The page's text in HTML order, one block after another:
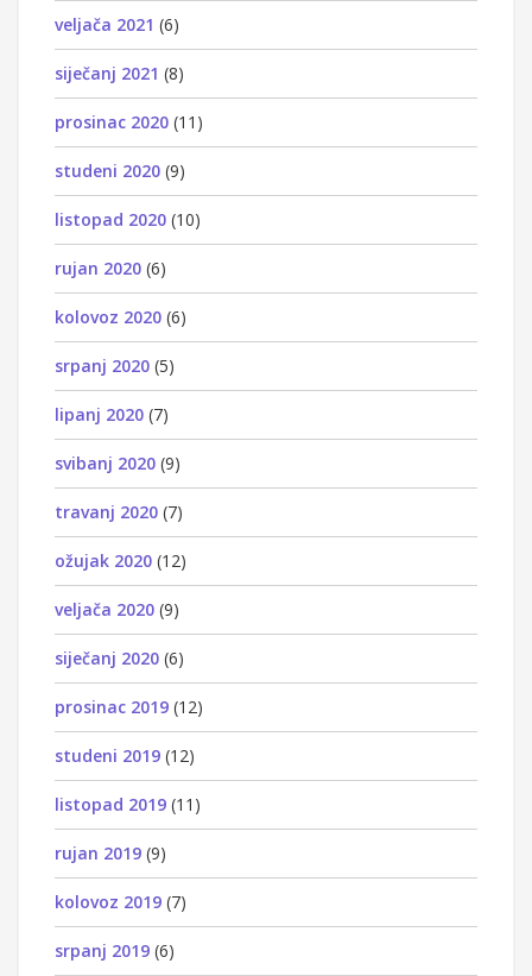
veljača 2021 (6)
siječanj 2021 (8)
prosinac 2020 (11)
studeni 2020 (9)
listopad 2020 (10)
rujan 2020 (6)
kolovoz 2020 (6)
srpanj 2020 (5)
lipanj 2020 (7)
svibanj 2020 (9)
travanj 2020 (7)
ožujak 2020 (12)
veljača 2020 (9)
siječanj 2020 (6)
prosinac 2019 (12)
studeni 2019 (12)
listopad 2019 (11)
rujan 2019 (9)
kolovoz 2019 (7)
srpanj 2019 (6)